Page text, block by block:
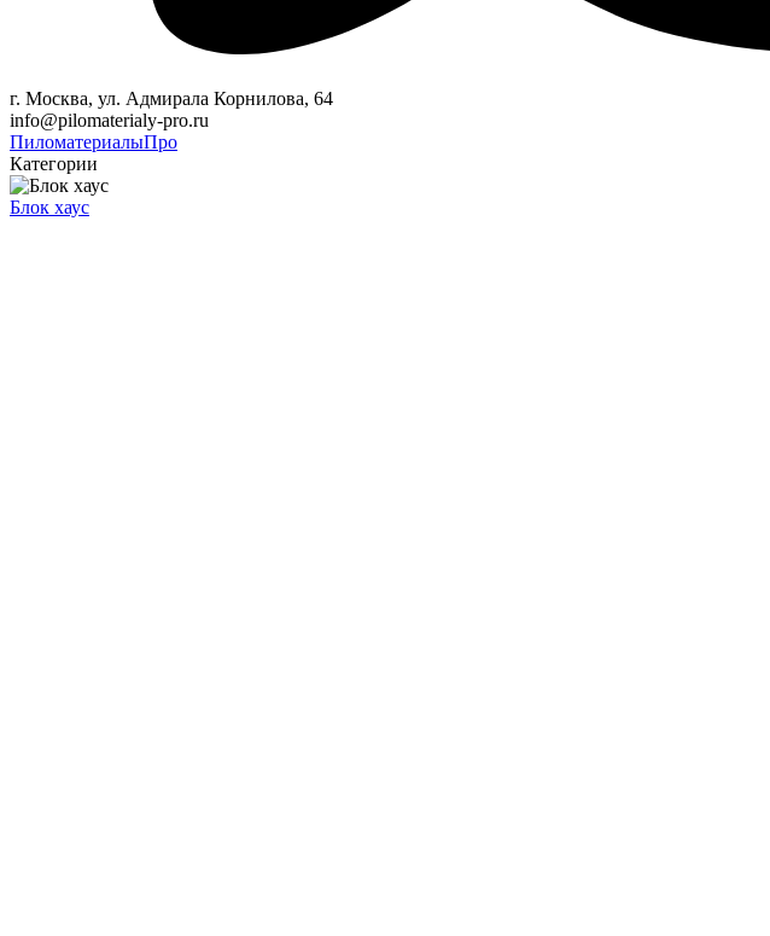
г. Москва, ул. Адмирала Корнилова, 64
info@pilomaterialy-pro.ru
ПиломатериалыПро
Категории
Блок хаус